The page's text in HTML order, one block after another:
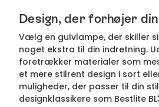
Design, der forhøjer
Vælg en gulvlampe, der skiller
noget ekstra til din indretning.
foretrækker materialer som
et mere stilrent design i sort
muligheder, der passer til din
designklassikere som Bestlite